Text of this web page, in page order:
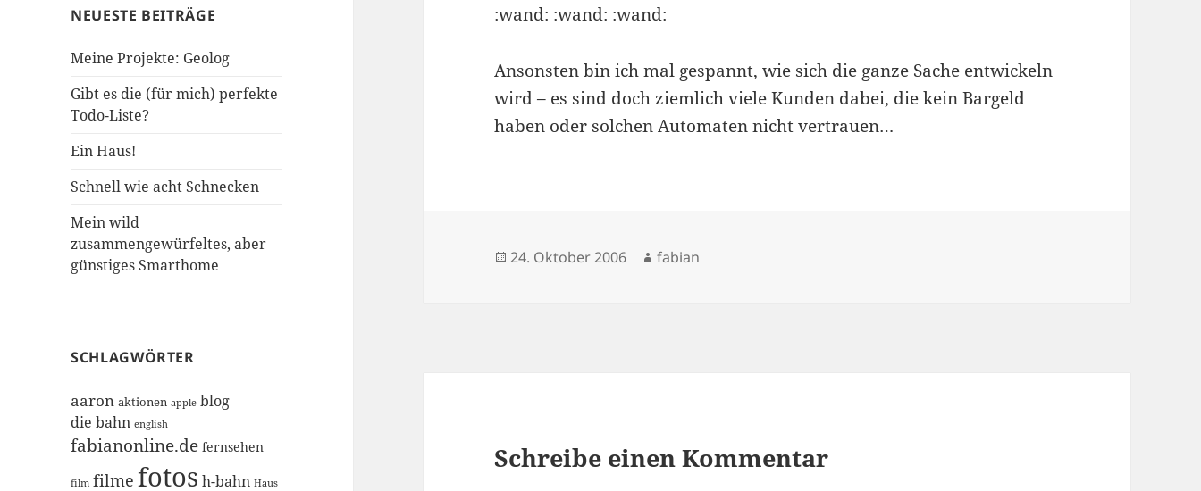
NEUESTE BEITRÄGE
Meine Projekte: Geolog
Gibt es die (für mich) perfekte
Todo-Liste?
Ein Haus!
Schnell wie acht Schnecken
Mein wild
zusammengewürfeltes, aber
günstiges Smarthome
SCHLAGWÖRTER
aaron aktionen apple blog
die bahn english
fabianonline.de fernsehen
film filme fotos h-bahn Haus
:wand: :wand: :wand:
Ansonsten bin ich mal gespannt, wie sich die ganze Sache entwickeln
wird – es sind doch ziemlich viele Kunden dabei, die kein Bargeld
haben oder solchen Automaten nicht vertrauen…
Veröffentlicht
24. Oktober 2006 Autor
fabian
Schreibe einen Kommentar